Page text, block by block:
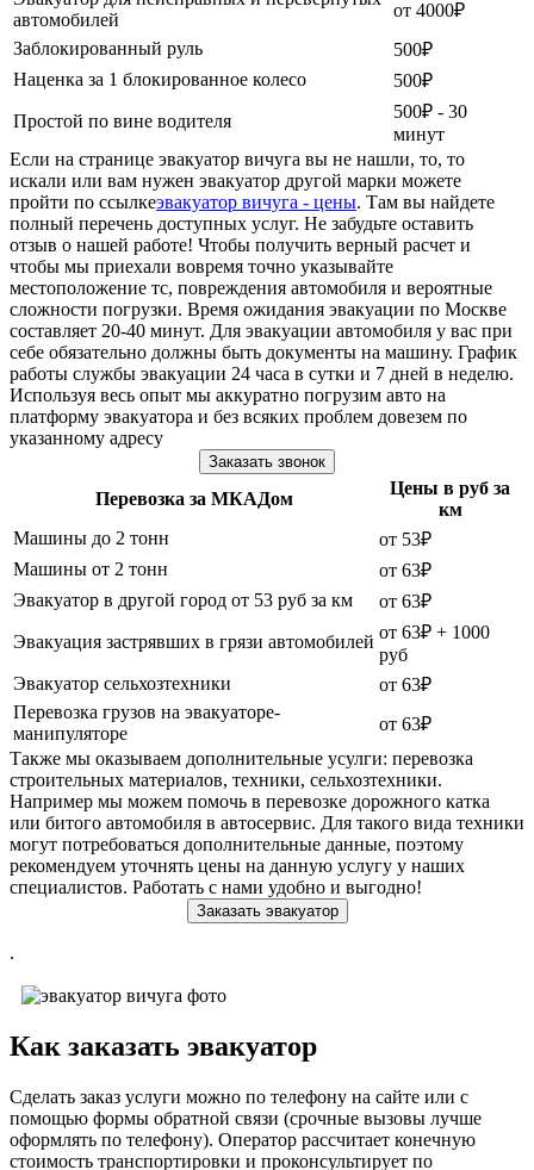
автомобилей
от 4000₽
Заблокированный руль
500₽
Наценка за 1 блокированное колесо
500₽
Простой по вине водителя
500₽ - 30
минут
Если на странице эвакуатор вичуга вы не нашли, то, то
искали или вам нужен эвакуатор другой марки можете
пройти по ссылкеэвакуатор вичуга - цены. Там вы найдете
полный перечень доступных услуг. Не забудьте оставить
отзыв о нашей работе! Чтобы получить верный расчет и
чтобы мы приехали вовремя точно указывайте
местоположение тс, повреждения автомобиля и вероятные
сложности погрузки. Время ожидания эвакуации по Москве
составляет 20-40 минут. Для эвакуации автомобиля у вас при
себе обязательно должны быть документы на машину. График
работы службы эвакуации 24 часа в сутки и 7 дней в неделю.
Используя весь опыт мы аккуратно погрузим авто на
платформу эвакуатора и без всяких проблем довезем по
указанному адресу
Заказать звонок
Перевозка за МКАДом
Цены в руб за
км
Машины до 2 тонн
от 53₽
Машины от 2 тонн
от 63₽
Эвакуатор в другой город от 53 руб за км
от 63₽
Эвакуация застрявших в грязи автомобилей от 63₽ + 1000
руб
Эвакуатор сельхозтехники
от 63₽
Перевозка грузов на эвакуаторе-
манипуляторе
от 63₽
Также мы оказываем дополнительные усулги: перевозка
строительных материалов, техники, сельхозтехники.
Например мы можем помочь в перевозке дорожного катка
или битого автомобиля в автосервис. Для такого вида техники
могут потребоваться дополнительные данные, поэтому
рекомендуем уточнять цены на данную услугу у наших
специалистов. Работать с нами удобно и выгодно!
Заказать эвакуатор
.
Как заказать эвакуатор
Сделать заказ услуги можно по телефону на сайте или с
помощью формы обратной связи (срочные вызовы лучше
оформлять по телефону). Оператор рассчитает конечную
стоимость транспортировки и проконсультирует по